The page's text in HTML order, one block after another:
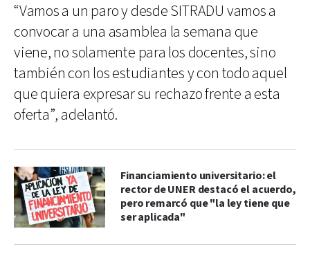
“Vamos a un paro y desde SITRADU vamos a
convocar a una asamblea la semana que
viene, no solamente para los docentes, sino
también con los estudiantes y con todo aquel
que quiera expresar su rechazo frente a esta
oferta”, adelantó.
Financiamiento universitario: el
rector de UNER destacó el acuerdo,
pero remarcó que "la ley tiene que
ser aplicada"